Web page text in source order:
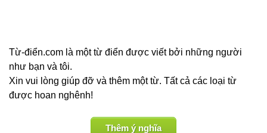
Từ-điển.com là một từ điển được viết bởi những người
như bạn và tôi.
Xin vui lòng giúp đỡ và thêm một từ. Tất cả các loại từ
được hoan nghênh!
Thêm ý nghĩa